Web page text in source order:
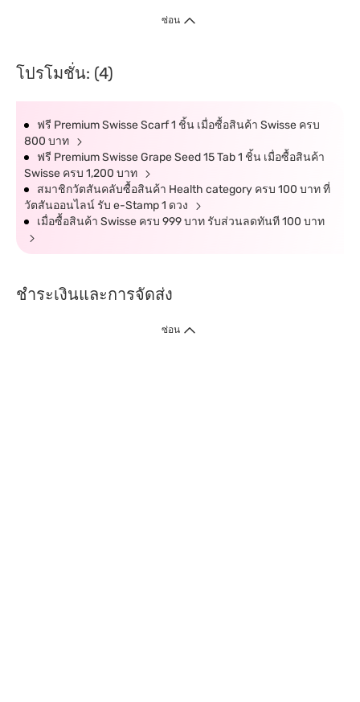
ซ่อน
โปรโมชั่น: (4)
ฟรี Premium Swisse Scarf 1 ชิ้น เมื่อซื้อสินค้า Swisse ครบ
800 บาท
ฟรี Premium Swisse Grape Seed 15 Tab 1 ชิ้น เมื่อซื้อสินค้า
Swisse ครบ 1,200 บาท
สมาชิกวัตสันคลับซื้อสินค้า Health category ครบ 100 บาท ที่
วัตสันออนไลน์ รับ e-Stamp 1 ดวง
เมื่อซื้อสินค้า Swisse ครบ 999 บาท รับส่วนลดทันที 100 บาท
ชำระเงินและการจัดส่ง
ซ่อน